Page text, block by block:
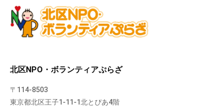
北区NPO・ボランティアぷらざ
〒114-8503
東京都北区王子1-11-1北とぴあ4階